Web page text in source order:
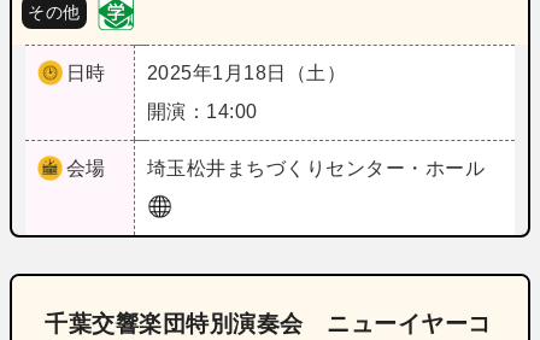
その他
日時
2025年1月18日（土）
開演：14:00
会場 埼玉松井まちづくりセンター・ホール
千葉交響楽団特別演奏会 ニューイヤーコ